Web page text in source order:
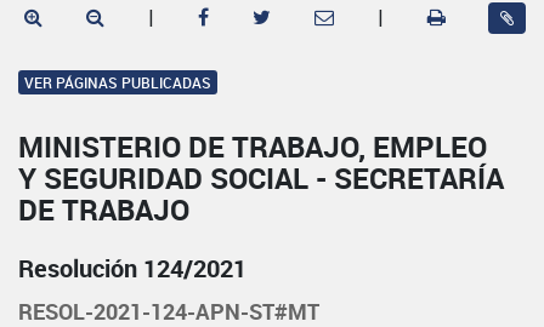
| |
VER PÁGINAS PUBLICADAS
MINISTERIO DE TRABAJO, EMPLEO
Y SEGURIDAD SOCIAL - SECRETARÍA
DE TRABAJO
Resolución 124/2021
RESOL-2021-124-APN-ST#MT